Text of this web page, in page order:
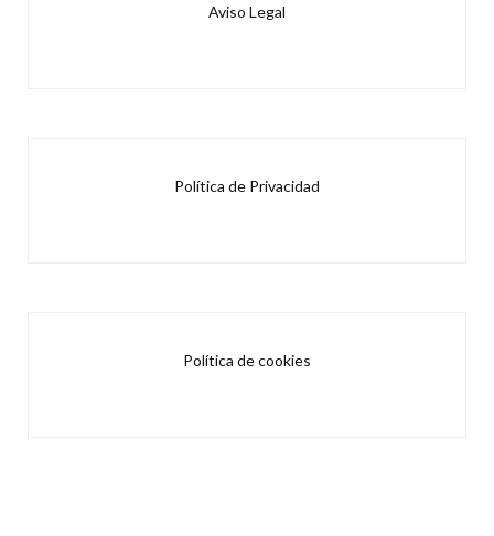
Aviso Legal
Política de Privacidad
Política de cookies